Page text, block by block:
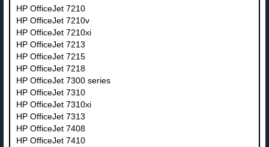
HP OfficeJet 7210
HP OfficeJet 7210v
HP OfficeJet 7210xi
HP OfficeJet 7213
HP OfficeJet 7215
HP OfficeJet 7218
HP OfficeJet 7300 series
HP OfficeJet 7310
HP OfficeJet 7310xi
HP OfficeJet 7313
HP OfficeJet 7408
HP OfficeJet 7410